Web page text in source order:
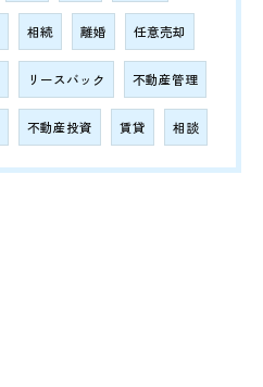
相続 離婚 任意売却
リースバック 不動産管理
不動産投資 賃貸 相談